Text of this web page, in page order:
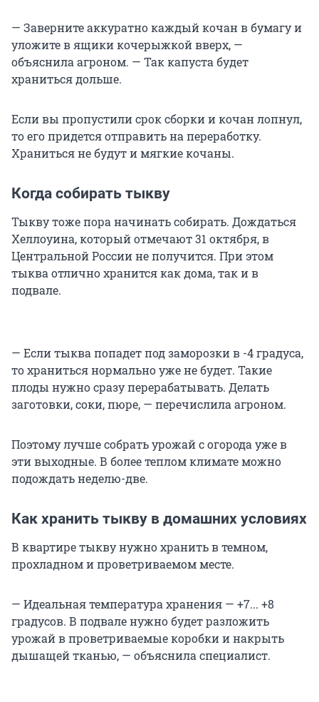
— Заверните аккуратно каждый кочан в бумагу и
уложите в ящики кочерыжкой вверх, —
объяснила агроном. — Так капуста будет
храниться дольше.
Если вы пропустили срок сборки и кочан лопнул,
то его придется отправить на переработку.
Храниться не будут и мягкие кочаны.
Когда собирать тыкву
Тыкву тоже пора начинать собирать. Дождаться
Хеллоуина, который отмечают 31 октября, в
Центральной России не получится. При этом
тыква отлично хранится как дома, так и в
подвале.
— Если тыква попадет под заморозки в -4 градуса,
то храниться нормально уже не будет. Такие
плоды нужно сразу перерабатывать. Делать
заготовки, соки, пюре, — перечислила агроном.
Поэтому лучше собрать урожай с огорода уже в
эти выходные. В более теплом климате можно
подождать неделю-две.
Как хранить тыкву в домашних условиях
В квартире тыкву нужно хранить в темном,
прохладном и проветриваемом месте.
— Идеальная температура хранения — +7... +8
градусов. В подвале нужно будет разложить
урожай в проветриваемые коробки и накрыть
дышащей тканью, — объяснила специалист.